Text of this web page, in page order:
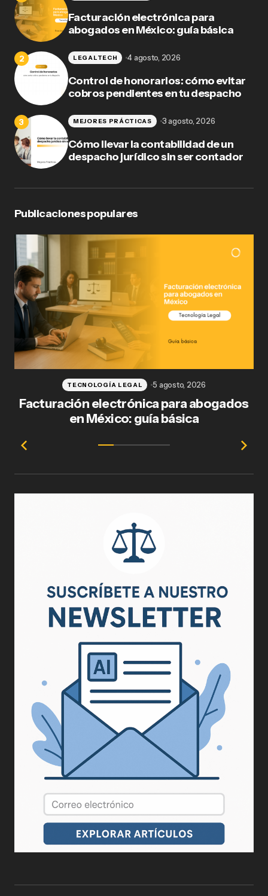
Facturación electrónica para
abogados en México: guía básica
Control de honorarios: cómo evitar
cobros pendientes en tu despacho
LEGALTECH 4 agosto, 2026
Cómo llevar la contabilidad de un
despacho jurídico sin ser contador
MEJORES PRÁCTICAS 3 agosto, 2026
Publicaciones populares
Facturación electrónica para abogados
en México: guía básica
TECNOLOGÍA LEGAL 5 agosto, 2026